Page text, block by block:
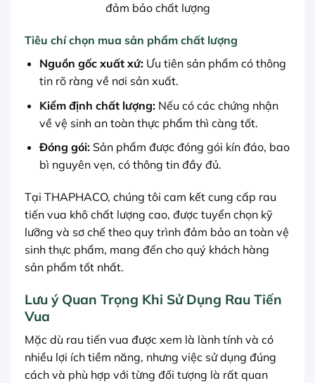
đảm bảo chất lượng
Tiêu chí chọn mua sản phẩm chất lượng
Nguồn gốc xuất xứ:Ưu tiên sản phẩm có thông
tin rõ ràng về nơi sản xuất.
Kiểm định chất lượng:Nếu có các chứng nhận
về vệ sinh an toàn thực phẩm thì càng tốt.
Đóng gói:Sản phẩm được đóng gói kín đáo, bao
bì nguyên vẹn, có thông tin đầy đủ.
Tại THAPHACO, chúng tôi cam kết cung cấp rau
tiến vua khô chất lượng cao, được tuyển chọn kỹ
lưỡng và sơ chế theo quy trình đảm bảo an toàn vệ
sinh thực phẩm, mang đến cho quý khách hàng
sản phẩm tốt nhất.
Lưu ý Quan Trọng Khi Sử Dụng Rau Tiến
Vua
Mặc dù rau tiến vua được xem là lành tính và có
nhiều lợi ích tiềm năng, nhưng việc sử dụng đúng
cách và phù hợp với từng đối tượng là rất quan